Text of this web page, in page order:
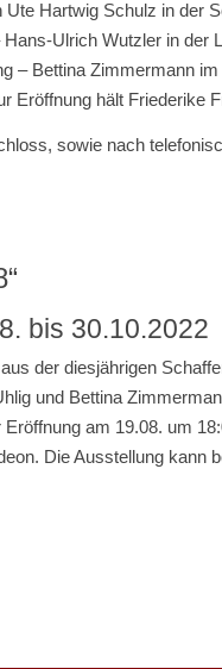
Ute Hartwig Schulz in der
Ulrich Wutzler in der
– Bettina Zimmermann
Eröffnung hält Friederike
sowie nach
bis 30.10.2022
der diesjährigen
und Bettina
am 19.08. um
Die Ausstellung